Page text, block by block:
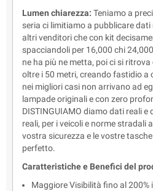
Lumen chiarezza: Teniamo a
seria ci limitiamo a pubblicare
altri venditori che con kit
spacciandoli per 16,000 chi
ne ha più ne metta, poi ci si
oltre i 50 metri, creando fastidio a
nei migliori casi non arrivano ad
lampade originali e con zero
DISTINGUIAMO diamo dati reali
reali, per i veicoli e norme stradali
vostra sicurezza e le vostre
perfetto.
Caratteristiche e Benefici del
Maggiore Visibilità fino al 200%